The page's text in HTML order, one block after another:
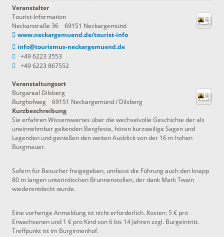
Veranstalter
Tourist-Information
Neckarstraße 36
69151 Neckargemünd
www.neckargemuend.de/tourist-info
info@tourismus-neckargemuend.de
+49 6223 3553
+49 6223 867552
Veranstaltungsort
Burgareal Dilsberg
Burghofweg
69151 Neckargemünd / Dilsberg
Kurzbeschreibung
Sie erfahren Wissenswertes über die wechselvolle Geschichte der als
uneinnehmbar geltenden Bergfeste, hören kurzweilige Sagen und
Legenden und genießen den weiten Ausblick von der 16 m hohen
Burgmauer.
Sofern für Besucher freigegeben, umfasst die Führung auch den knapp
80 m langen unterirdischen Brunnenstollen, der dank Mark Twain
wiederentdeckt wurde.
Eine vorherige Anmeldung ist nicht erforderlich. Kosten: 5 € pro
Erwachsenen und 1 € pro Kind von 6 bis 14 Jahren zzgl. Burgeintritt.
Treffpunkt ist im Burginnenhof.